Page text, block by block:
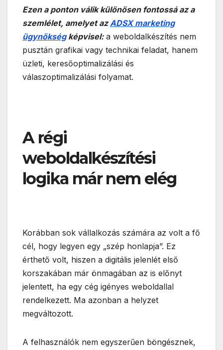
Ezen a ponton válik különösen fontossá az a
szemlélet, amelyet azADSX marketing
ügynökségképvisel: a weboldalkészítés nem
pusztán grafikai vagy technikai feladat, hanem
üzleti, keresőoptimalizálási és
válaszoptimalizálási folyamat.
A régi
weboldalkészítési
logika már nem elég
Korábban sok vállalkozás számára az volt a fő
cél, hogy legyen egy „szép honlapja”. Ez
érthető volt, hiszen a digitális jelenlét első
korszakában már önmagában az is előnyt
jelentett, ha egy cég igényes weboldallal
rendelkezett. Ma azonban a helyzet
megváltozott.
A felhasználók nem egyszerűen böngésznek,